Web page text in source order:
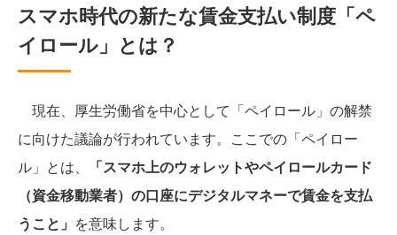
スマホ時代の新たな賃金支払い制度「ペ
イロール」とは？
現在、厚生労働省を中心として「ペイロール」の解禁
に向けた議論が行われています。ここでの「ペイロー
ル」とは、
「スマホ上のウォレットやペイロールカード
（資金移動業者）の口座にデジタルマネーで賃金を支払
うこと」 を意味します。